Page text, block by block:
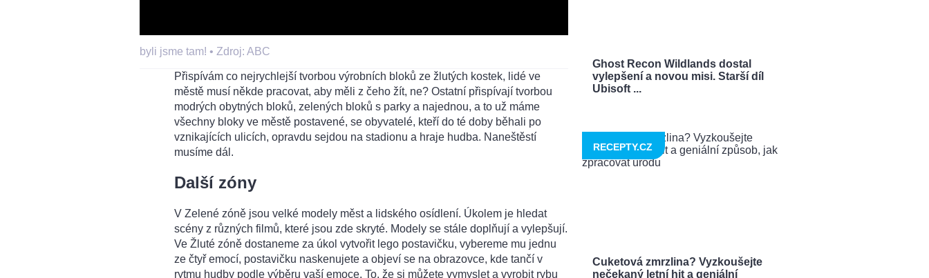
byli jsme tam! • Zdroj: ABC
Přispívám co nejrychlejší tvorbou výrobních bloků ze žlutých kostek, lidé ve
městě musí někde pracovat, aby měli z čeho žít, ne? Ostatní přispívají tvorbou
modrých obytných bloků, zelených bloků s parky a najednou, a to už máme
všechny bloky ve městě postavené, se obyvatelé, kteří do té doby běhali po
vznikajících ulicích, opravdu sejdou na stadionu a hraje hudba. Naneštěstí
musíme dál.
Další zóny
V Zelené zóně jsou velké modely měst a lidského osídlení. Úkolem je hledat
scény z různých filmů, které jsou zde skryté. Modely se stále doplňují a vylepšují.
Ve Žluté zóně dostaneme za úkol vytvořit lego postavičku, vybereme mu jednu
ze čtyř emocí, postavičku naskenujete a objeví se na obrazovce, kde tančí v
rytmu hudby podle výběru vaší emoce. To, že si můžete vymyslet a vyrobit rybu
Ghost Recon Wildlands dostal
vylepšení a novou misi. Starší díl
Ubisoft ...
Cuketová zmrzlina? Vyzkoušejte
nečekaný letní hit a geniální
RECEPTY.CZ